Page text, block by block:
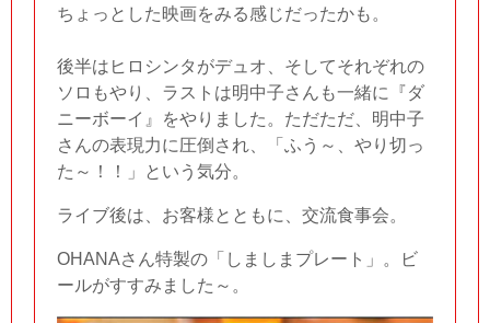
ちょっとした映画をみる感じだったかも。
後半はヒロシンタがデュオ、そしてそれぞれの
ソロもやり、ラストは明中子さんも一緒に『ダ
ニーボーイ』をやりました。ただただ、明中子
さんの表現力に圧倒され、「ふう～、やり切っ
た～！！」という気分。
ライブ後は、お客様とともに、交流食事会。
OHANAさん特製の「しましまプレート」。ビ
ールがすすみました～。